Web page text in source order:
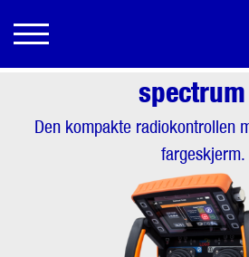
Den kompakte radiokontrollen
fargeskjerm.